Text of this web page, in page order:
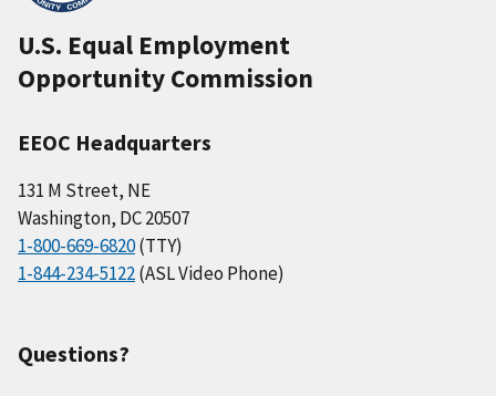
U.S. Equal Employment
Opportunity Commission
EEOC Headquarters
131 M Street, NE
Washington, DC 20507
1-800-669-6820(TTY)
1-844-234-5122(ASL Video Phone)
Questions?